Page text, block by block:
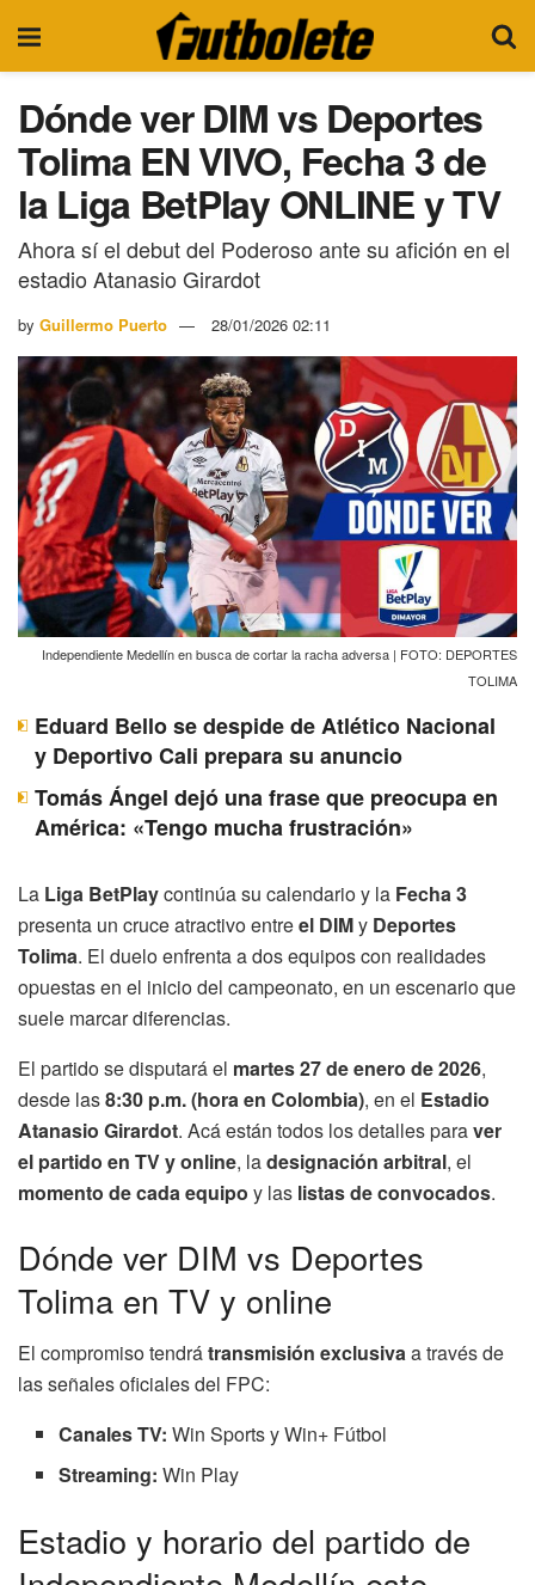
Dónde ver DIM vs Deportes
Tolima EN VIVO, Fecha 3 de
la Liga BetPlay ONLINE y TV
Ahora sí el debut del Poderoso ante su afición en el
estadio Atanasio Girardot
by Guillermo Puerto 28/01/2026 02:11
Independiente Medellín en busca de cortar la racha adversa | FOTO: DEPORTES
TOLIMA
Eduard Bello se despide de Atlético Nacional
y Deportivo Cali prepara su anuncio
Tomás Ángel dejó una frase que preocupa en
América: «Tengo mucha frustración»
La Liga BetPlaycontinúa su calendario y la Fecha 3
presenta un cruce atractivo entreel DIMy Deportes
Tolima. El duelo enfrenta a dos equipos con realidades
opuestas en el inicio del campeonato, en un escenario que
suele marcar diferencias.
El partido se disputará el martes 27 de enero de 2026,
desde las8:30 p.m. (hora en Colombia), en el Estadio
Atanasio Girardot. Acá están todos los detalles paraver
el partido en TV y online, ladesignación arbitral, el
momento de cada equipo y las listas de convocados.
Dónde ver DIM vs Deportes
Tolima en TV y online
El compromiso tendrátransmisión exclusivaa través de
las señales oficiales del FPC:
Canales TV: Win Sports y Win+ Fútbol
Streaming: Win Play
Estadio y horario del partido de